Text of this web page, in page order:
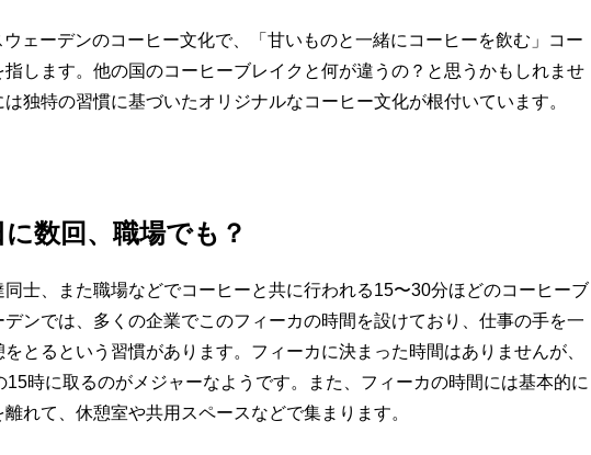
ェーデンのコーヒー文化で、「甘いものと一緒にコーヒーを飲む」コー
指します。他の国のコーヒーブレイクと何が違うの？と思うかもしれませ
独特の習慣に基づいたオリジナルなコーヒー文化が根付いています。
数回、職場でも？
士、また職場などでコーヒーと共に行われる15〜30分ほどのコーヒーブ
ンでは、多くの企業でこのフィーカの時間を設けており、仕事の手を一
とるという習慣があります。フィーカに決まった時間はありませんが、
時に取るのがメジャーなようです。また、フィーカの時間には基本的に
れて、休憩室や共用スペースなどで集まります。